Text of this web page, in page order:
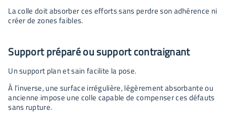
La colle doit absorber ces efforts sans perdre son adhérence ni
créer de zones faibles.
Support préparé ou support contraignant
Un support plan et sain facilite la pose.
À l’inverse, une surface irrégulière, légèrement absorbante ou
ancienne impose une colle capable de compenser ces défauts
sans rupture.